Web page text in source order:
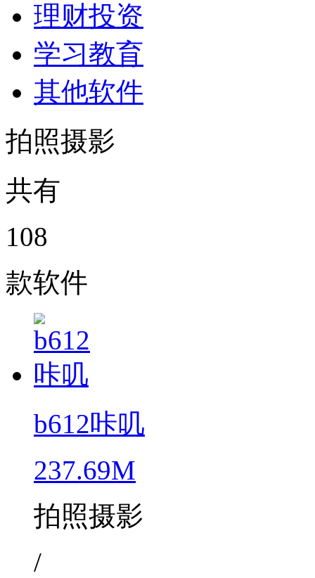
理财投资
学习教育
其他软件
拍照摄影
共有
108
款软件
b612咔叽
237.69M
拍照摄影
/